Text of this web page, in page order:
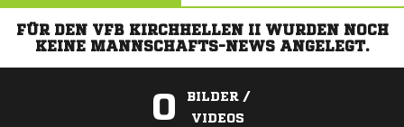
FÜR DEN VFB KIRCHHELLEN II WURDEN NOCH
KEINE MANNSCHAFTS-NEWS ANGELEGT.
0
BILDER /
VIDEOS